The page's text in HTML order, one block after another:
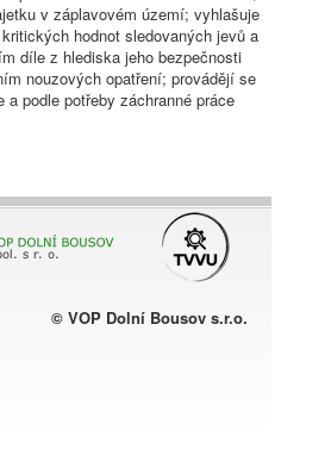
v záplavovém území; vyhlašuje
hodnot sledovaných jevů a
díle z hlediska jeho bezpečnosti
nouzových opatření; provádějí se
a podle potřeby záchranné práce
© VOP Dolní Bousov s.r.o.